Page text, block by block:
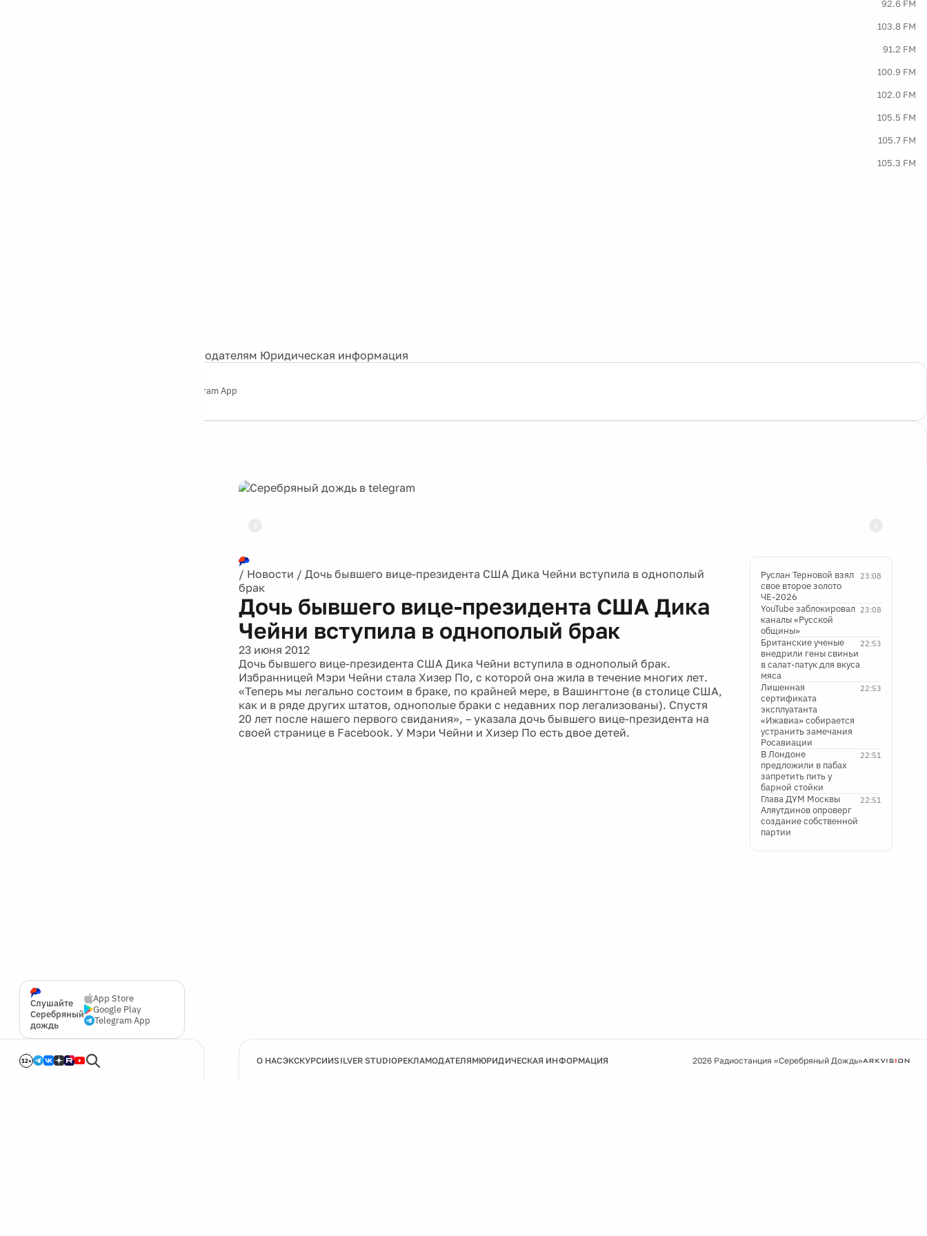
92.6 FM
103.8 FM
91.2 FM
100.9 FM
102.0 FM
105.5 FM
105.7 FM
105.3 FM
Рекламодателям Юридическая информация
Telegram App
Слушайте
Серебряный
дождь
App Store
Google Play
Telegram App
12+
/ Новости / Дочь бывшего вице-президента США Дика Чейни вступила в однополый
брак
Дочь бывшего вице-президента США Дика
Чейни вступила в однополый брак
23 июня 2012
Дочь бывшего вице-президента США Дика Чейни вступила в однополый брак.
Избранницей Мэри Чейни стала Хизер По, с которой она жила в течение многих лет.
«Теперь мы легально состоим в браке, по крайней мере, в Вашингтоне (в столице США,
как и в ряде других штатов, однополые браки с недавних пор легализованы). Спустя
20 лет после нашего первого свидания», – указала дочь бывшего вице-президента на
своей странице в Facebook. У Мэри Чейни и Хизер По есть двое детей.
23:08
Руслан Терновой взял
свое второе золото
ЧЕ-2026
23:08
YouTube заблокировал
каналы «Русской
общины»
22:53
Британские ученые
внедрили гены свиньи
в салат-латук для вкуса
мяса
22:53
Лишенная
сертификата
эксплуатанта
«Ижавиа» собирается
устранить замечания
Росавиации
22:51
В Лондоне
предложили в пабах
запретить пить у
барной стойки
22:51
Глава ДУМ Москвы
Аляутдинов опроверг
создание собственной
партии
О НАСЭКСКУРСИИSILVER STUDIOРЕКЛАМОДАТЕЛЯМЮРИДИЧЕСКАЯ ИНФОРМАЦИЯ 2026 Радиостанция «Серебряный Дождь»